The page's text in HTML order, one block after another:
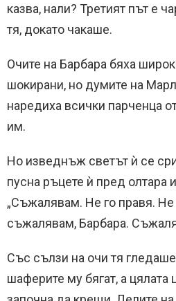
казва, нали? Третият път е
тя, докато чакаше.
Очите на Барбара бяха
шокирани, но думите на
наредиха всички парченца
им.
Но изведнъж светът ѝ се
пусна ръцете ѝ пред олтара
„Съжалявам. Не го правя. Не
съжалявам, Барбара.
Със сълзи на очи тя
шаферите му бягат, а цялата